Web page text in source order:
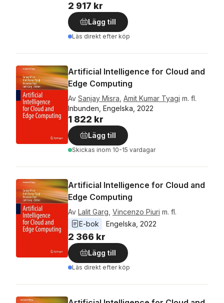
2 917 kr
Lägg till
Läs direkt efter köp
Artificial Intelligence for Cloud and
Edge Computing
Av Sanjay Misra Amit Kumar Tyagi m. fl.
Inbunden, Engelska, 2022
1 822 kr
Lägg till
Skickas inom 10-15 vardagar
Artificial Intelligence for Cloud and
Edge Computing
Av Lalit Garg Vincenzo Piuri m. fl.
E-bok
Engelska 2022
2 366 kr
Lägg till
Läs direkt efter köp